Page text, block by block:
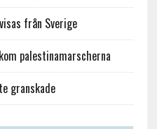
från Sverige
palestinamarscherna
granskade